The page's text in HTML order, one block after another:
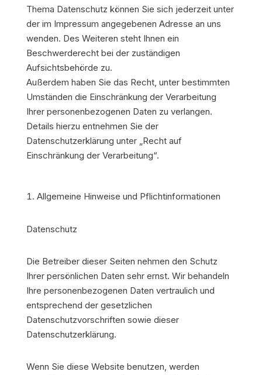
Thema Datenschutz können Sie sich jederzeit unter
der im Impressum angegebenen Adresse an uns
wenden. Des Weiteren steht Ihnen ein
Beschwerderecht bei der zuständigen
Aufsichtsbehörde zu.
Außerdem haben Sie das Recht, unter bestimmten
Umständen die Einschränkung der Verarbeitung
Ihrer personenbezogenen Daten zu verlangen.
Details hierzu entnehmen Sie der
Datenschutzerklärung unter „Recht auf
Einschränkung der Verarbeitung“.
Allgemeine Hinweise und Pflichtinformationen
Datenschutz
Die Betreiber dieser Seiten nehmen den Schutz
Ihrer persönlichen Daten sehr ernst. Wir behandeln
Ihre personenbezogenen Daten vertraulich und
entsprechend der gesetzlichen
Datenschutzvorschriften sowie dieser
Datenschutzerklärung.
Wenn Sie diese Website benutzen, werden